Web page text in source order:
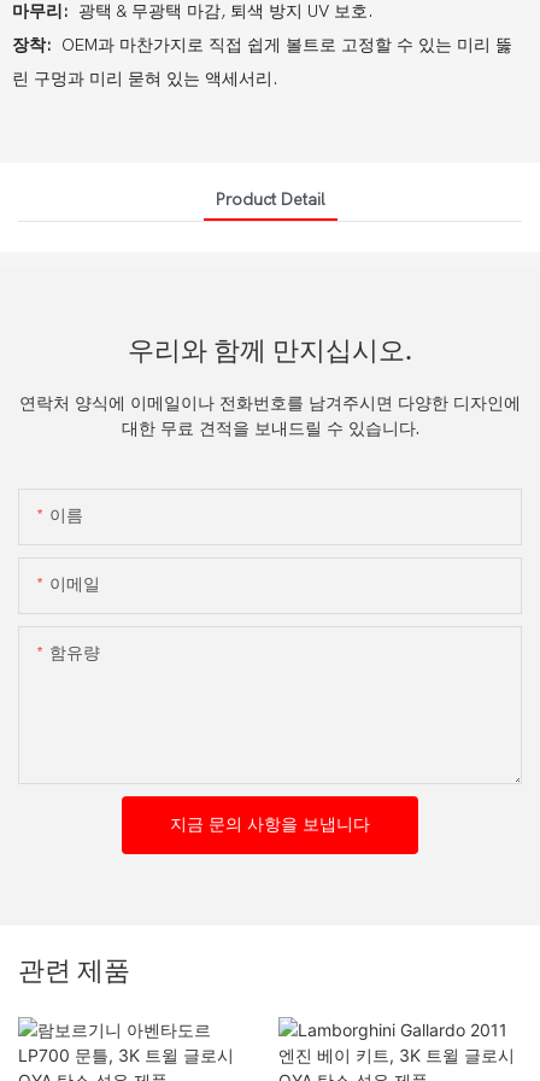
마무리: 광택 & 무광택 마감, 퇴색 방지 UV 보호.
장착: OEM과 마찬가지로 직접 쉽게 볼트로 고정할 수 있는 미리 뚫
린 구멍과 미리 묻혀 있는 액세서리.
Product Detail
우리와 함께 만지십시오.
연락처 양식에 이메일이나 전화번호를 남겨주시면 다양한 디자인에
대한 무료 견적을 보내드릴 수 있습니다.
이름
이메일
함유량
지금 문의 사항을 보냅니다
관련 제품